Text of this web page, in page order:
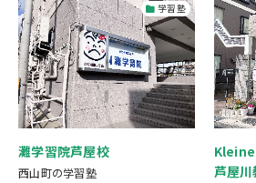
学習塾
灘学習院芦屋校
西山町の学習塾
Kleine
芦屋